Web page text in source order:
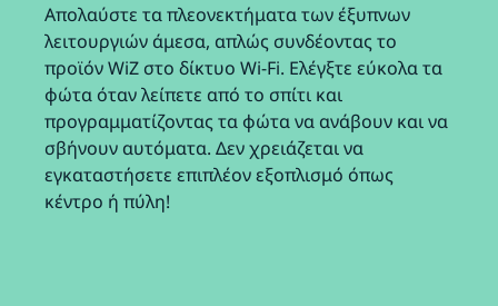
Απολαύστε τα πλεονεκτήματα των έξυπνων
λειτουργιών άμεσα, απλώς συνδέοντας το
προϊόν WiZ στο δίκτυο Wi-Fi. Ελέγξτε εύκολα τα
φώτα όταν λείπετε από το σπίτι και
προγραμματίζοντας τα φώτα να ανάβουν και να
σβήνουν αυτόματα. Δεν χρειάζεται να
εγκαταστήσετε επιπλέον εξοπλισμό όπως
κέντρο ή πύλη!